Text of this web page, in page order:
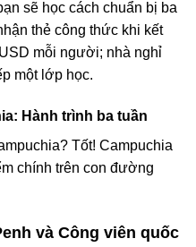
sẽ học cách chuẩn bị ba
thẻ công thức khi kết
mỗi người; nhà nghỉ
một lớp học.
Hành trình ba tuần
Tốt! Campuchia
chính trên con đường
và Công viên quốc